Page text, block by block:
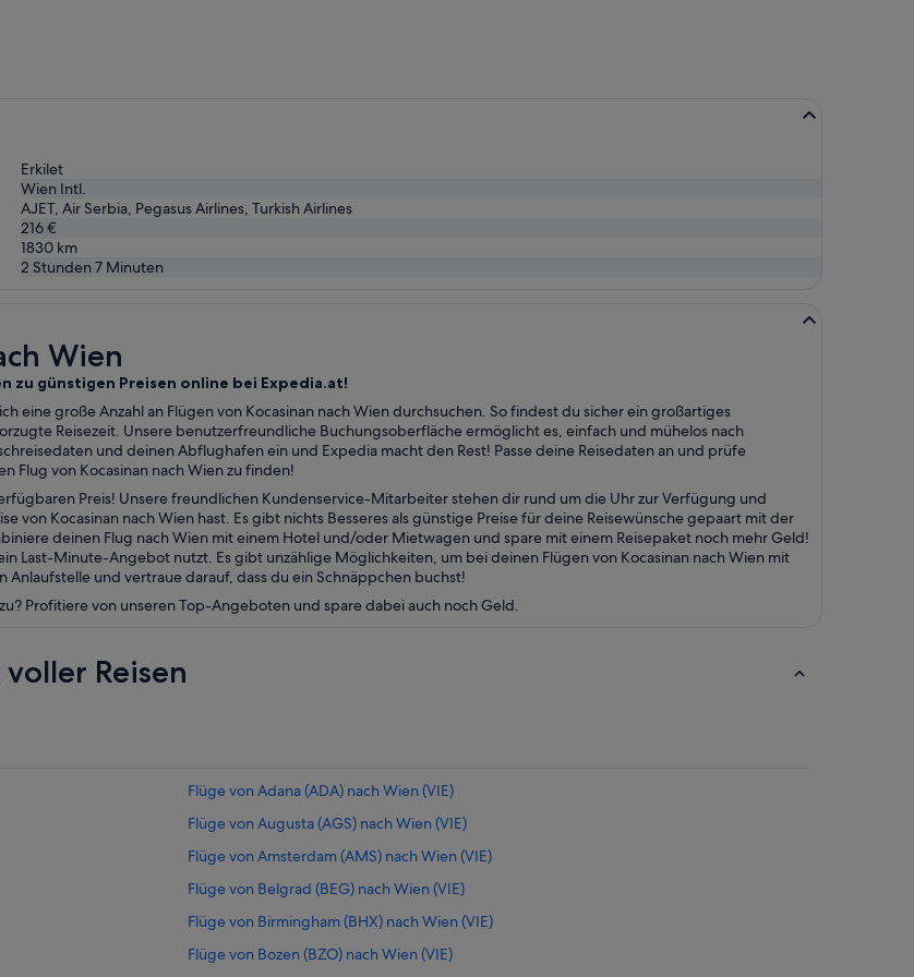
Erkilet
Wien Intl.
AJET, Air Serbia, Pegasus Airlines, Turkish Airlines
216 €
1830 km
2 Stunden 7 Minuten
Wien
zu günstigen Preisen online bei Expedia.at!
eine große Anzahl an Flügen von Kocasinan nach Wien durchsuchen. So findest du sicher ein großartiges
Reisezeit. Unsere benutzerfreundliche Buchungsoberfläche ermöglicht es, einfach und mühelos nach
und deinen Abflughafen ein und Expedia macht den Rest! Passe deine Reisedaten an und prüfe
Flug von Kocasinan nach Wien zu finden!
Preis! Unsere freundlichen Kundenservice-Mitarbeiter stehen dir rund um die Uhr zur Verfügung und
von Kocasinan nach Wien hast. Es gibt nichts Besseres als günstige Preise für deine Reisewünsche gepaart mit der
deinen Flug nach Wien mit einem Hotel und/oder Mietwagen und spare mit einem Reisepaket noch mehr Geld!
Last-Minute-Angebot nutzt. Es gibt unzählige Möglichkeiten, um bei deinen Flügen von Kocasinan nach Wien mit
und vertraue darauf, dass du ein Schnäppchen buchst!
Profitiere von unseren Top-Angeboten und spare dabei auch noch Geld.
Reisen
Flüge von Adana (ADA) nach Wien (VIE)
Flüge von Augusta (AGS) nach Wien (VIE)
Flüge von Amsterdam (AMS) nach Wien (VIE)
Flüge von Belgrad (BEG) nach Wien (VIE)
Flüge von Birmingham (BHX) nach Wien (VIE)
Flüge von Bozen (BZO) nach Wien (VIE)